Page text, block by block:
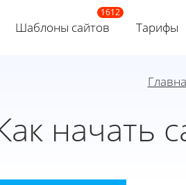
Шаблоны сайтов Тарифы
начать